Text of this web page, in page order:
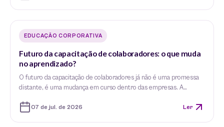
EDUCAÇÃO CORPORATIVA
Futuro da capacitação de colaboradores: o que muda
no aprendizado?
O futuro da capacitação de colaboradores já não é uma promessa
distante, é uma mudança em curso dentro das empresas. A…
07 de jul. de 2026 Ler